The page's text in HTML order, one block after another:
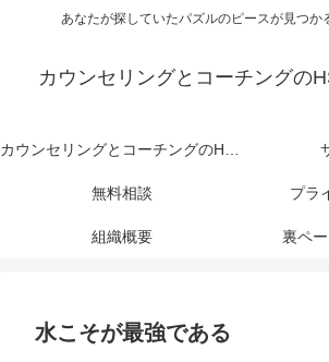
あなたが探していたパズルのピースが見つか
カウンセリングとコーチングの
カウンセリングとコーチングのHSP支援委員会
無料相談 プラ
組織概要 裏ペ
水こそが最強である